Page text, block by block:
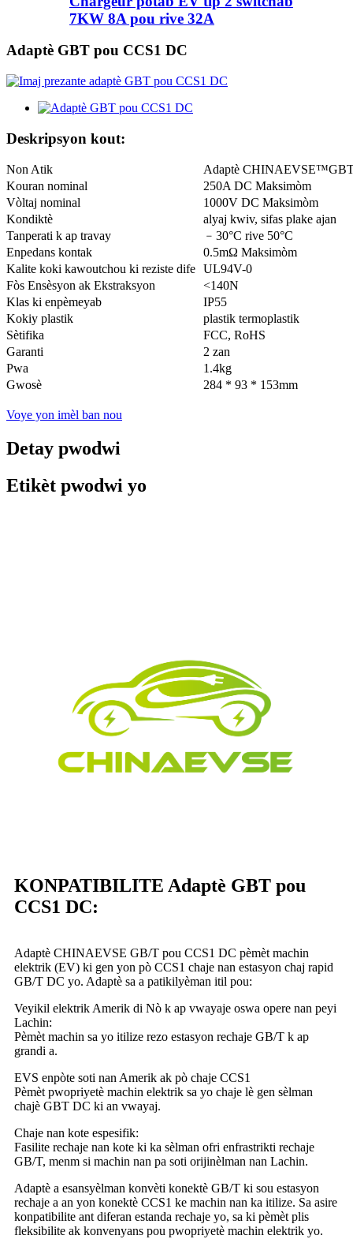
7KW 8A pou rive 32A
Adaptè GBT pou CCS1 DC
Deskripsyon kout:
Non Atik
Adaptè
Kouran nominal
250A DC Maksimòm
Vòltaj nominal
1000V DC Maksimòm
Kondiktè
alyaj kwiv, sifas plake ajan
Tanperati k ap travay
﹣30°C rive 50°C
Enpedans kontak
0.5mΩ Maksimòm
Kalite koki kawoutchou ki reziste dife UL94V-0
Fòs Ensèsyon ak Ekstraksyon
<140N
Klas ki enpèmeyab
IP55
Kokiy plastik
plastik termoplastik
Sètifika
FCC, RoHS
Garanti
2 zan
Pwa
1.4kg
Gwosè
284 * 93 * 153mm
Voye yon imèl ban nou
Detay pwodwi
Etikèt pwodwi yo
KONPATIBILITE Adaptè GBT pou
CCS1 DC:
Adaptè CHINAEVSE GB/T pou CCS1 DC pèmèt machin
elektrik (EV) ki gen yon pò CCS1 chaje nan estasyon chaj rapid
GB/T DC yo. Adaptè sa a patikilyèman itil pou:
Veyikil elektrik Amerik di Nò k ap vwayaje oswa opere nan peyi
Lachin:
Pèmèt machin sa yo itilize rezo estasyon rechaje GB/T k ap
grandi a.
EVS enpòte soti nan Amerik ak pò chaje CCS1
Pèmèt pwopriyetè machin elektrik sa yo chaje lè gen sèlman
chajè GBT DC ki an vwayaj.
Chaje nan kote espesifik:
Fasilite rechaje nan kote ki ka sèlman ofri enfrastrikti rechaje
GB/T, menm si machin nan pa soti orijinèlman nan Lachin.
Adaptè a esansyèlman konvèti konektè GB/T ki sou estasyon
rechaje a an yon konektè CCS1 ke machin nan ka itilize. Sa asire
konpatibilite ant diferan estanda rechaje yo, sa ki pèmèt plis
fleksibilite ak konvenyans pou pwopriyetè machin elektrik yo.